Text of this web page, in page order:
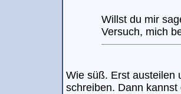
Willst du mir
Versuch, mich
Wie süß. Erst austeilen
schreiben. Dann